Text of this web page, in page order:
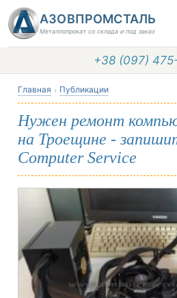
АЗОВПРОМСТАЛЬ
Металлопрокат со склада и под заказ
+38 (097)
Главная Публикации
Нужен ремонт
на Троещине -
Computer Service